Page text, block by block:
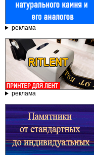
реклама
реклама